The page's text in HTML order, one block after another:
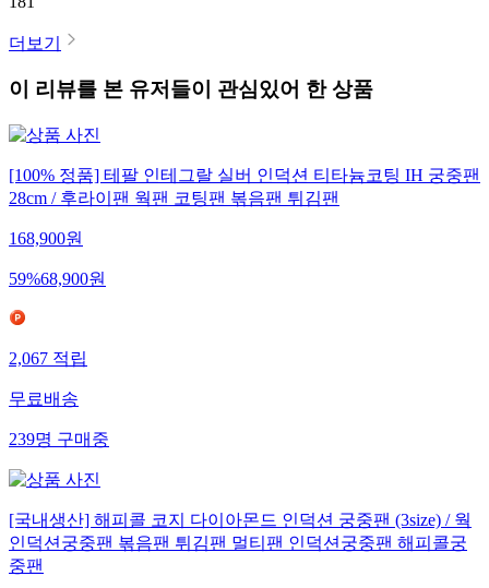
더보기
이 리뷰를 본 유저들이 관심있어 한 상품
[100% 정품] 테팔 인테그랄 실버 인덕션 티타늄코팅 IH 궁중팬
28cm / 후라이팬 웍팬 코팅팬 볶음팬 튀김팬
168,900원
59%68,900원
2,067 적립
무료배송
239명 구매중
[국내생산] 해피콜 코지 다이아몬드 인덕션 궁중팬 (3size) / 웍
인덕션궁중팬 볶음팬 튀김팬 멀티팬 인덕션궁중팬 해피콜궁
중팬